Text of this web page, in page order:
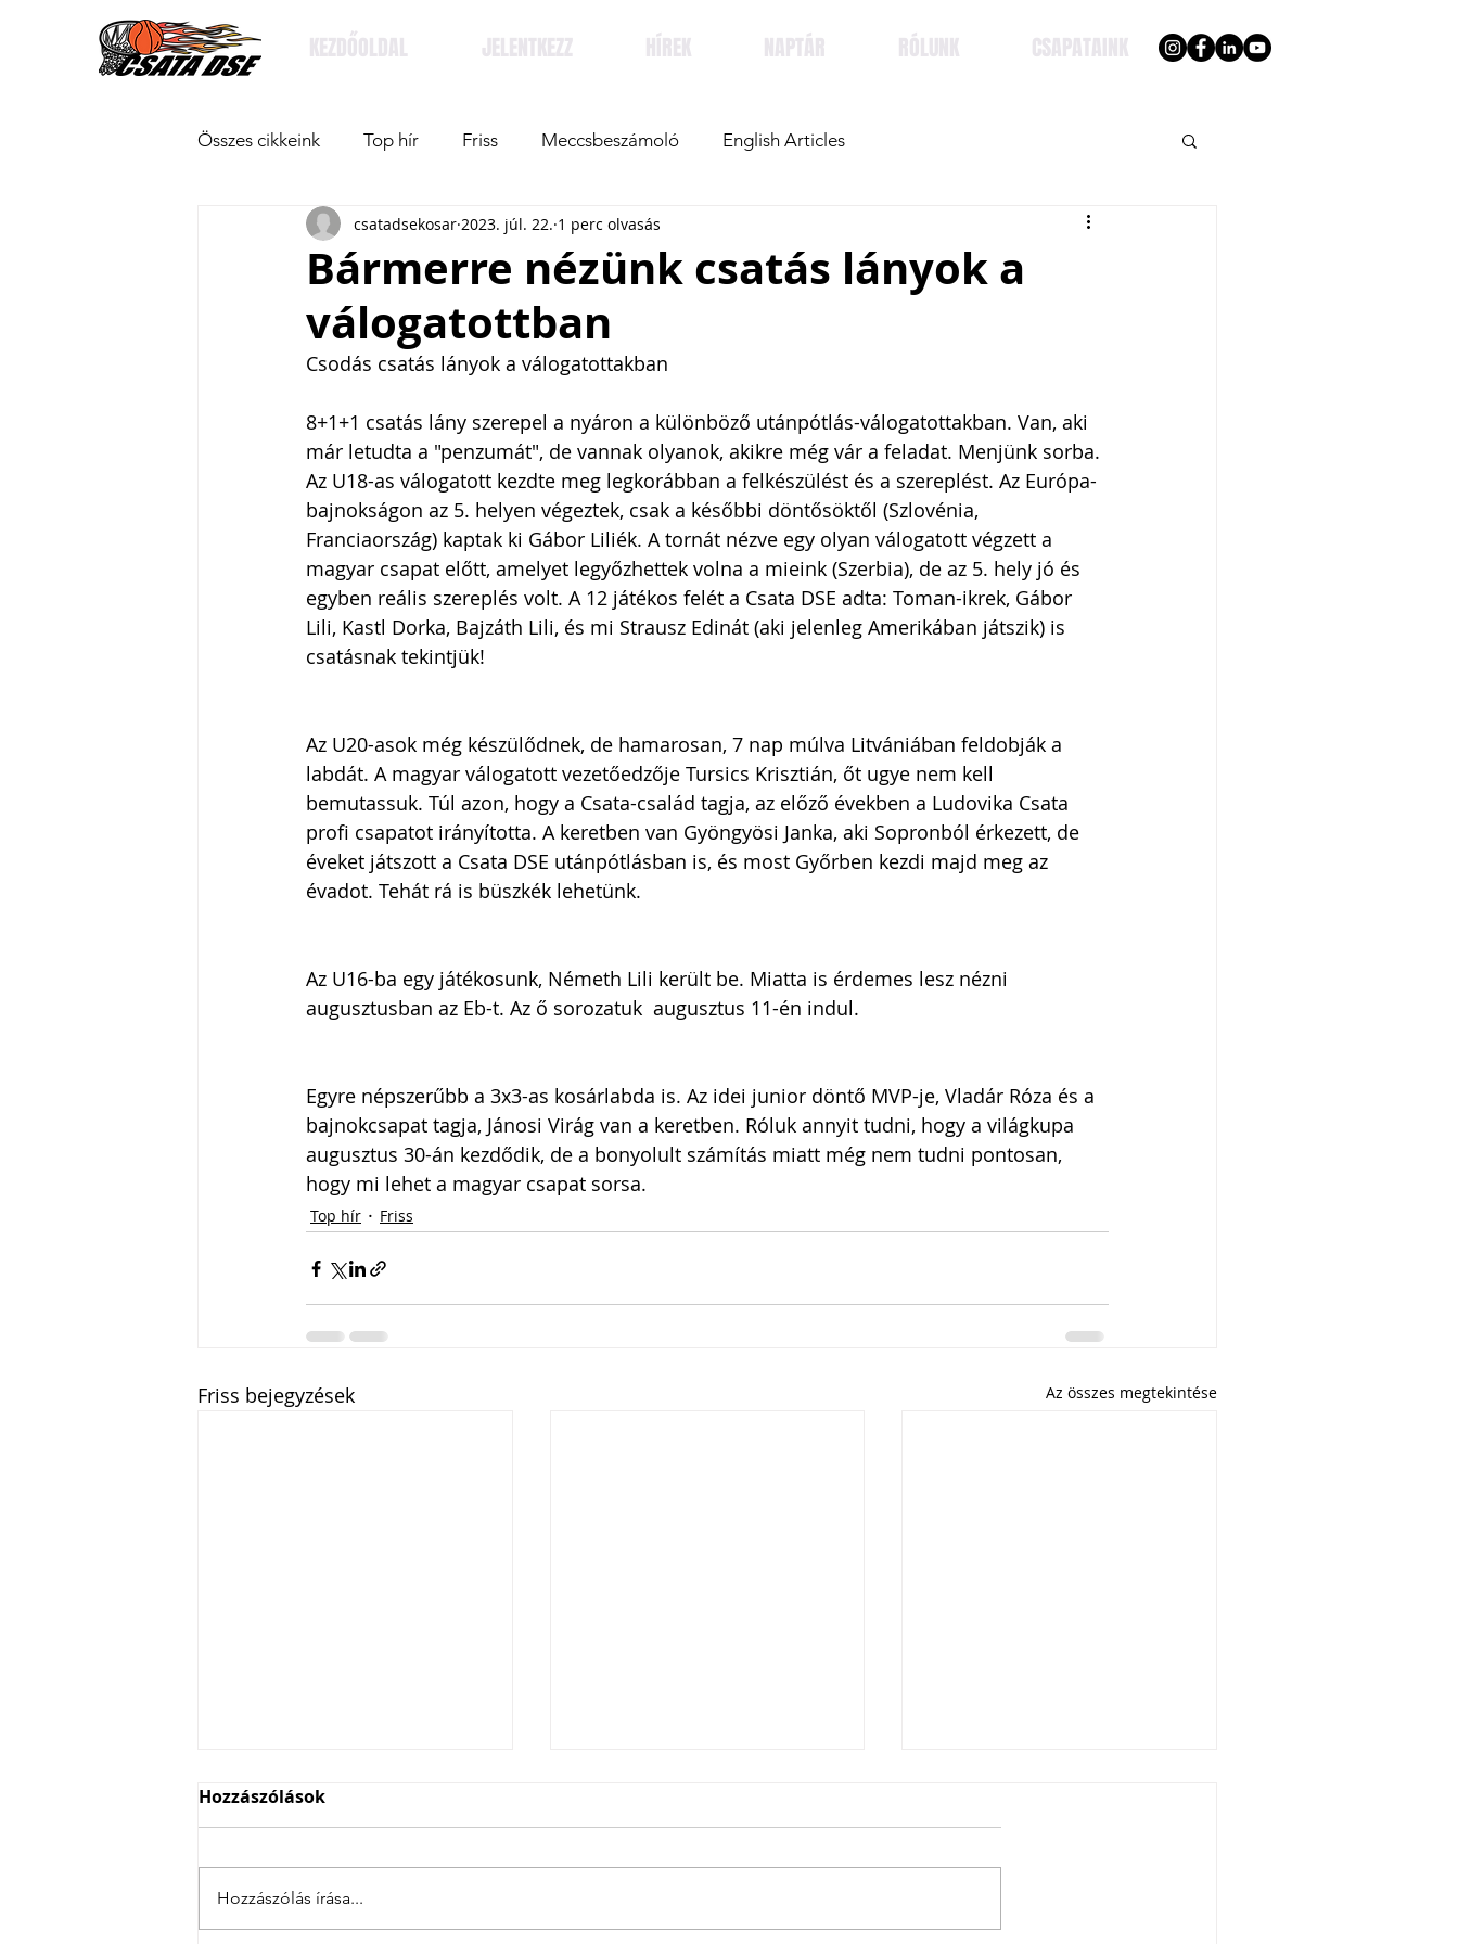
KEZDŐOLDAL JELENTKEZZ HÍREK NAPTÁR RÓLUNK CSAPATAINK
Összes cikkeink Top hír Friss Meccsbeszámoló English Articles
Bármerre nézünk csatás lányok a
válogatottban
csatadsekosar 2023. júl. 22. 1 perc olvasás
Csodás csatás lányok a válogatottakban
8+1+1 csatás lány szerepel a nyáron a különböző utánpótlás-válogatottakban. Van, aki
már letudta a "penzumát", de vannak olyanok, akikre még vár a feladat. Menjünk sorba.
Az U18-as válogatott kezdte meg legkorábban a felkészülést és a szereplést. Az Európa-
bajnokságon az 5. helyen végeztek, csak a későbbi döntősöktől (Szlovénia,
Franciaország) kaptak ki Gábor Liliék. A tornát nézve egy olyan válogatott végzett a
magyar csapat előtt, amelyet legyőzhettek volna a mieink (Szerbia), de az 5. hely jó és
egyben reális szereplés volt. A 12 játékos felét a Csata DSE adta: Toman-ikrek, Gábor
Lili, Kastl Dorka, Bajzáth Lili, és mi Strausz Edinát (aki jelenleg Amerikában játszik) is
csatásnak tekintjük!
Az U20-asok még készülődnek, de hamarosan, 7 nap múlva Litvániában feldobják a
labdát. A magyar válogatott vezetőedzője Tursics Krisztián, őt ugye nem kell
bemutassuk. Túl azon, hogy a Csata-család tagja, az előző években a Ludovika Csata
profi csapatot irányította. A keretben van Gyöngyösi Janka, aki Sopronból érkezett, de
éveket játszott a Csata DSE utánpótlásban is, és most Győrben kezdi majd meg az
évadot. Tehát rá is büszkék lehetünk.
Az U16-ba egy játékosunk, Németh Lili került be. Miatta is érdemes lesz nézni
augusztusban az Eb-t. Az ő sorozatuk  augusztus 11-én indul.
Egyre népszerűbb a 3x3-as kosárlabda is. Az idei junior döntő MVP-je, Vladár Róza és a
bajnokcsapat tagja, Jánosi Virág van a keretben. Róluk annyit tudni, hogy a világkupa
augusztus 30-án kezdődik, de a bonyolult számítás miatt még nem tudni pontosan,
hogy mi lehet a magyar csapat sorsa.
Top hír Friss
Friss bejegyzések Az összes megtekintése
4 csatás Szlovéniában
Hozzászólások
Hozzászólás írása...